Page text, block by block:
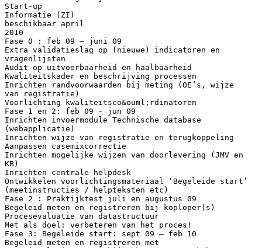
Start-up
Informatie (ZI)
beschikbaar april
2010
Fase 0 : feb 09 – juni 09
Extra validatieslag op (nieuwe) indicatoren en
vragenlijsten
Audit op uitvoerbaarheid en haalbaarheid
Kwaliteitskader en beschrijving processen
Inrichten randvoorwaarden bij meting (OE’s, wijze
van registratie)
Voorlichting kwaliteitsco&ouml;rdinatoren
Fase 1 en 2: feb 09 - jun 09
Inrichten invoermodule Technische database
(webapplicatie)
Inrichten wijze van registratie en terugkoppeling
Aanpassen casemixcorrectie
Inrichten mogelijke wijzen van doorlevering (JMV en
KB)
Inrichten centrale helpdesk
Ontwikkelen voorlichtingsmateriaal ‘Begeleide start’
(meetinstructies / helpteksten etc)
Fase 2 : Praktijktest juli en augustus 09
Begeleid meten en registreren bij koploper(s)
Procesevaluatie van datastructuur
Met als doel: verbeteren van het proces!
Fase 3: Begeleide start: sept 09 – feb 10
Begeleid meten en registreren met